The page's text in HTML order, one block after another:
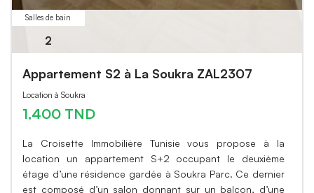
Salles de bain
2
Appartement S2 à La Soukra ZAL2307
Location à Soukra
1,400 TND
La Croisette Immobilière Tunisie vous propose à la
location un appartement S+2 occupant le deuxième
étage d’une résidence gardée à Soukra Parc. Ce dernier
est composé d’un salon donnant sur un balcon, d’une